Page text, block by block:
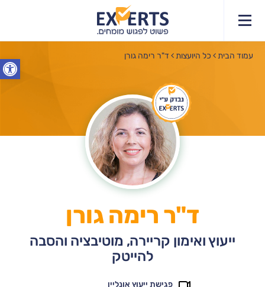
פתח עמוד הבית כל היועצות ד"ר רימה גורן תחומי הייעוץ יעוץ קצת עלי סרטונים
ד"ר רימה גורן
ייעוץ ואימון קריירה, מוטיבציה והסבה
להייטק
פגישת ייעוץ אונליין